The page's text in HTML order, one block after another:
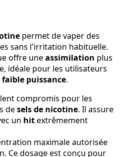
permet de vaper des
sans l'irritation habituelle.
offre uneassimilation plus
idéale pour les utilisateurs
faible puissance.
compromis pour les
desels de nicotine. Il assure
un hitextrêmement
maximale autorisée
Ce dosage est conçu pour